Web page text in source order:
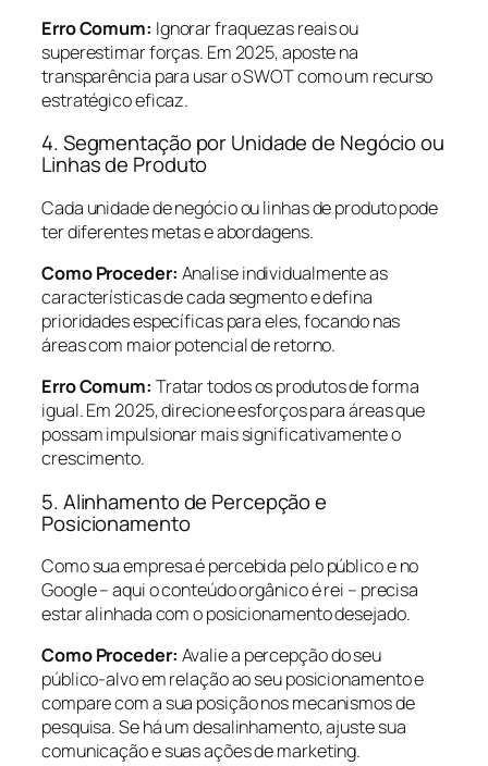
Erro Comum: Ignorar fraquezas reais ou
superestimar forças. Em 2025, aposte na
transparência para usar o SWOT como um recurso
estratégico eficaz.
4. Segmentação por Unidade de Negócio ou
Linhas de Produto
Cada unidade de negócio ou linhas de produto pode
ter diferentes metas e abordagens.
Como Proceder: Analise individualmente as
características de cada segmento e defina
prioridades específicas para eles, focando nas
áreas com maior potencial de retorno.
Erro Comum: Tratar todos os produtos de forma
igual. Em 2025, direcione esforços para áreas que
possam impulsionar mais significativamente o
crescimento.
5. Alinhamento de Percepção e
Posicionamento
Como sua empresa é percebida pelo público e no
Google – aqui o conteúdo orgânico é rei – precisa
estar alinhada com o posicionamento desejado.
Como Proceder: Avalie a percepção do seu
público-alvo em relação ao seu posicionamento e
compare com a sua posição nos mecanismos de
pesquisa. Se há um desalinhamento, ajuste sua
comunicação e suas ações de marketing.